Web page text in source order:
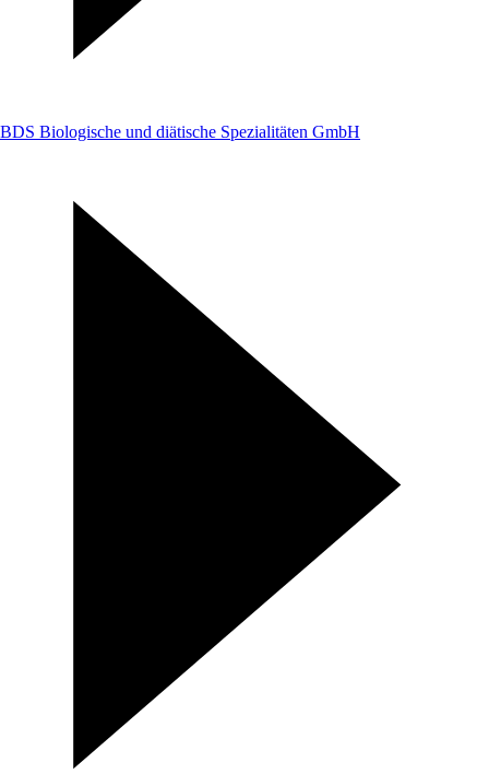
BDS Biologische und diätische Spezialitäten GmbH